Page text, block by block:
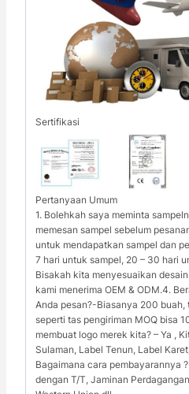
Sertifikasi
Pertanyaan Umum
1. Bolehkah saya meminta
memesan sampel sebelum
untuk mendapatkan sampel dan
7 hari untuk sampel, 20 – 30 hari
Bisakah kita menyesuaikan
kami menerima OEM & ODM.4.
Anda pesan?-Biasanya 200 buah,
seperti tas pengiriman MOQ bisa
membuat logo merek kita? – Ya ,
Sulaman, Label Tenun, Label
Bagaimana cara pembayarannya
dengan T/T, Jaminan